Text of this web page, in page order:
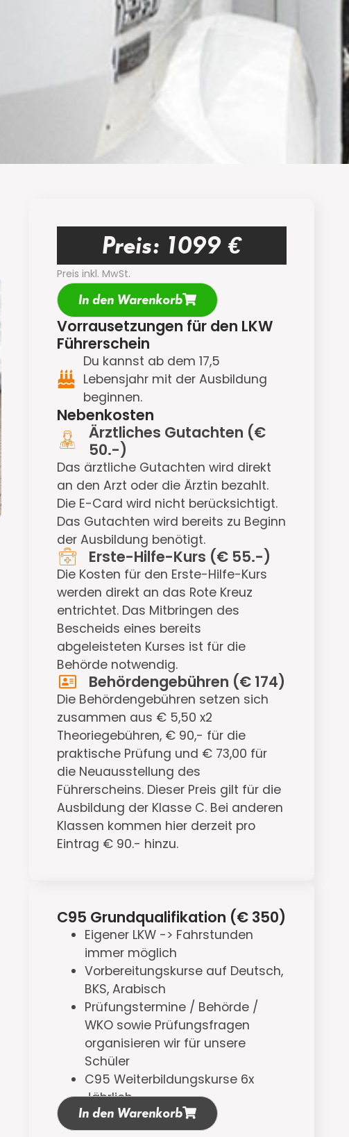
Preis: 1099 €
Preis inkl. MwSt.
In den Warenkorb
Vorrausetzungen für den LKW
Führerschein
Du kannst ab dem 17,5
Lebensjahr mit der Ausbildung
beginnen.
Nebenkosten
Ärztliches Gutachten (€
50.-)
Das ärztliche Gutachten wird direkt
an den Arzt oder die Ärztin bezahlt.
Die E-Card wird nicht berücksichtigt.
Das Gutachten wird bereits zu Beginn
der Ausbildung benötigt.
Erste-Hilfe-Kurs (€ 55.-)
Die Kosten für den Erste-Hilfe-Kurs
werden direkt an das Rote Kreuz
entrichtet. Das Mitbringen des
Bescheids eines bereits
abgeleisteten Kurses ist für die
Behörde notwendig.
Behördengebühren (€ 174)
Die Behördengebühren setzen sich
zusammen aus € 5,50 x2
Theoriegebühren, € 90,- für die
praktische Prüfung und € 73,00 für
die Neuausstellung des
Führerscheins. Dieser Preis gilt für die
Ausbildung der Klasse C. Bei anderen
Klassen kommen hier derzeit pro
Eintrag € 90.- hinzu.
C95 Grundqualifikation (€ 350)
Eigener LKW -> Fahrstunden
immer möglich
Vorbereitungskurse auf Deutsch,
BKS, Arabisch
Prüfungstermine / Behörde /
WKO sowie Prüfungsfragen
organisieren wir für unsere
Schüler
C95 Weiterbildungskurse 6x
Jährlich
In den Warenkorb